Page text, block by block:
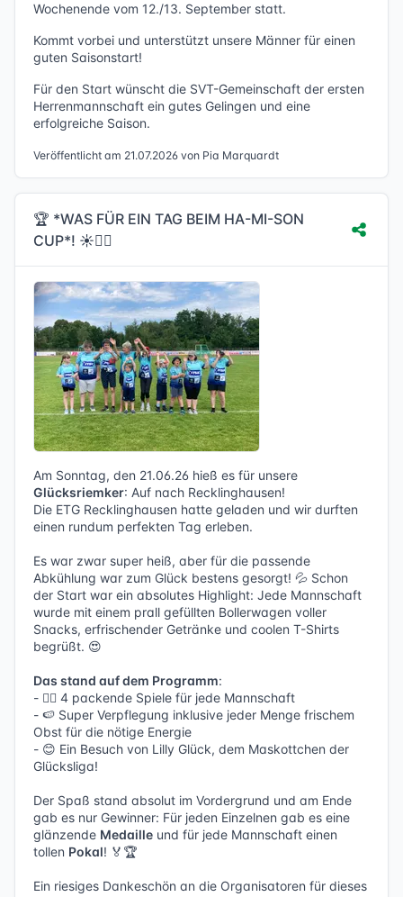
Wochenende vom 12./13. September statt.
Kommt vorbei und unterstützt unsere Männer für einen
guten Saisonstart!
Für den Start wünscht die SVT-Gemeinschaft der ersten
Herrenmannschaft ein gutes Gelingen und eine
erfolgreiche Saison.
Veröffentlicht am 21.07.2026 von Pia Marquardt
🏆 *WAS FÜR EIN TAG BEIM HA-MI-SON
CUP*! ☀️🤾‍♂️
Am Sonntag, den 21.06.26 hieß es für unsere
Glücksriemker: Auf nach Recklinghausen!
Die ETG Recklinghausen hatte geladen und wir durften
einen rundum perfekten Tag erleben.
Es war zwar super heiß, aber für die passende
Abkühlung war zum Glück bestens gesorgt! 💦 Schon
der Start war ein absolutes Highlight: Jede Mannschaft
wurde mit einem prall gefüllten Bollerwagen voller
Snacks, erfrischender Getränke und coolen T-Shirts
begrüßt. 😍
Das stand auf dem Programm:
- 🤾‍♂️ 4 packende Spiele für jede Mannschaft
- 🍉 Super Verpflegung inklusive jeder Menge frischem
Obst für die nötige Energie
- 😊 Ein Besuch von Lilly Glück, dem Maskottchen der
Glücksliga!
Der Spaß stand absolut im Vordergrund und am Ende
gab es nur Gewinner: Für jeden Einzelnen gab es eine
glänzende Medaille und für jede Mannschaft einen
tollen Pokal! 🏅🏆
Ein riesiges Dankeschön an die Organisatoren für dieses